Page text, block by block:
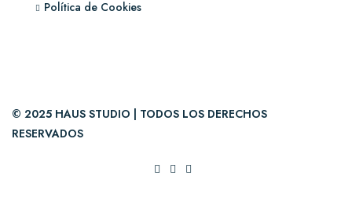
Política de Cookies
© 2025 HAUS STUDIO | TODOS LOS DERECHOS
RESERVADOS